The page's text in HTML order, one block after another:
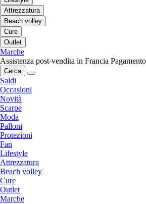
Attrezzatura
Beach volley
Cure
Outlet
Marche
Assistenza post-vendita in Francia
Cerca
Saldi
Occasioni
Novità
Scarpe
Moda
Palloni
Protezioni
Fan
Lifestyle
Attrezzatura
Beach volley
Cure
Outlet
Marche